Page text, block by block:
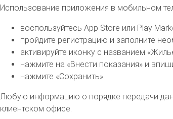
Использование приложения в мобильном
воспользуйтесь App Store или Play
пройдите регистрацию и заполните
активируйте иконку с названием
нажмите на «Внести показания» и
нажмите «Сохранить».
Любую информацию о порядке передачи
клиентском офисе.